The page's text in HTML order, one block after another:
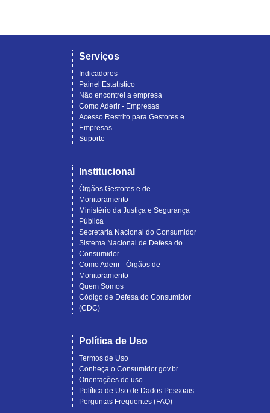
Serviços
Indicadores
Painel Estatístico
Não encontrei a empresa
Como Aderir - Empresas
Acesso Restrito para Gestores e
Empresas
Suporte
Institucional
Órgãos Gestores e de
Monitoramento
Ministério da Justiça e Segurança
Pública
Secretaria Nacional do Consumidor
Sistema Nacional de Defesa do
Consumidor
Como Aderir - Órgãos de
Monitoramento
Quem Somos
Código de Defesa do Consumidor
(CDC)
Política de Uso
Termos de Uso
Conheça o Consumidor.gov.br
Orientações de uso
Política de Uso de Dados Pessoais
Perguntas Frequentes (FAQ)